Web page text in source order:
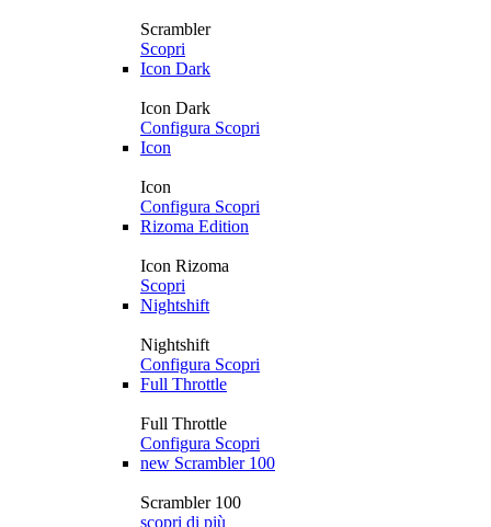
Scrambler
Scopri
Icon Dark
Icon Dark
Configura Scopri
Icon
Icon
Configura Scopri
Rizoma Edition
Icon Rizoma
Scopri
Nightshift
Nightshift
Configura Scopri
Full Throttle
Full Throttle
Configura Scopri
new Scrambler 100
Scrambler 100
scopri di più